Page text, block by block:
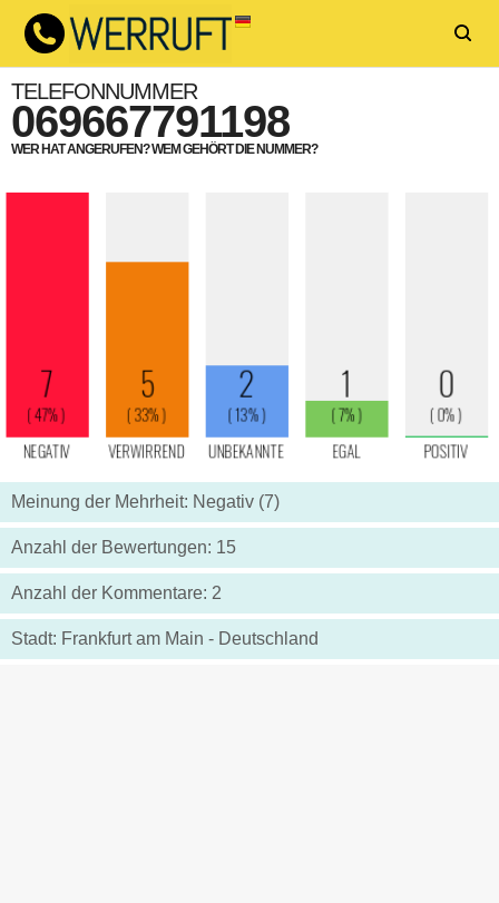
TELEFONNUMMER
069667791198
WER HAT ANGERUFEN? WEM GEHÖRT DIE NUMMER?
Meinung der Mehrheit: Negativ (7)
Anzahl der Bewertungen: 15
Anzahl der Kommentare: 2
Stadt: Frankfurt am Main - Deutschland